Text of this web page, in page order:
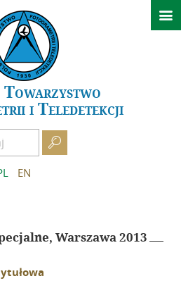
i Teledetekcji

EN

ISPRS 2027 Warszawa
Kielce 2026
wydarzeń
O PTFiT
Zarządy
członkiem
Warszawa 2013